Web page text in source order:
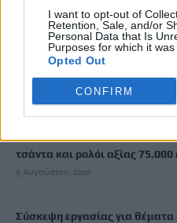
I want to opt-out of
Retention, Sale, and/or
Personal Data that Is
Purposes for which it was
Opted Out
CONFIRM
5 Αυγούστου, 2026
Πήγε για ψώνια με το
5 Αυγούστου, 2026
τσάντα και ρολόι αξίας
5 Αυγούστου, 2026
Σύσκεψη εργασίας για